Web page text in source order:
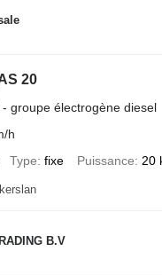
20
groupe électrogène diesel
h
Type fixe Puissance 20
B.V